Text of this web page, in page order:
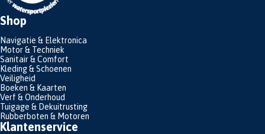
Shop
Navigatie & Elektronica
Motor & Techniek
Sanitair & Comfort
Kleding & Schoenen
Veiligheid
Boeken & Kaarten
Verf & Onderhoud
Tuigage & Dekuitrusting
Rubberboten & Motoren
Klantenservice